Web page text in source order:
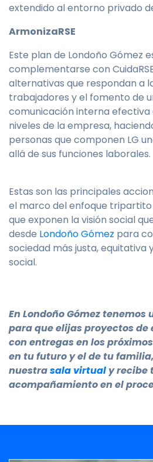
extendido al entorno privado
ArmonizaRSE
Este plan de Londoño Gómez
complementarse con
alternativas que respondan a
trabajadores y el fomento de
comunicación interna efectiva
niveles de la empresa,
personas que componen LG
allá de sus funciones laborales.
Estas son las principales
el marco del enfoque tripartito
que exponen la visión social
desde Londoño Gómez para
sociedad más justa,
social.
En Londoño Gómez
para que elijas proyectos
con entregas en los
en tu futuro y el de tu
nuestrasala virtual y recibe
acompañamiento en el